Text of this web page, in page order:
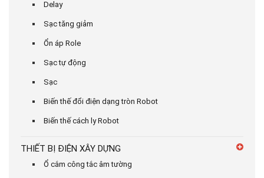
Delay
Sạc tăng giảm
Ổn áp Role
Sạc tự động
Sạc
Biến thế đổi điện dạng tròn Robot
Biến thế cách ly Robot
THIẾT BỊ ĐIỆN XÂY DỰNG
Ổ cắm công tắc âm tường